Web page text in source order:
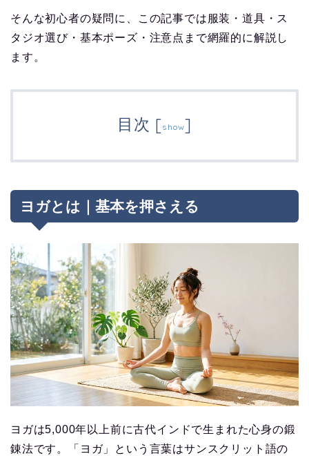
そんな初心者の疑問に、この記事では服装・道具・ス
タジオ選び・基本ポーズ・注意点まで網羅的に解説し
ます。
目次 [show]
ヨガとは｜基本を押さえる
ヨガは5,000年以上前に古代インドで生まれた心身の鍛
錬法です。「ヨガ」という言葉はサンスクリット語の